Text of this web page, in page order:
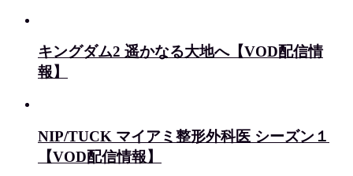
キングダム2 遥かなる大地へ【VOD配信情
報】
NIP/TUCK マイアミ整形外科医 シーズン１
【VOD配信情報】